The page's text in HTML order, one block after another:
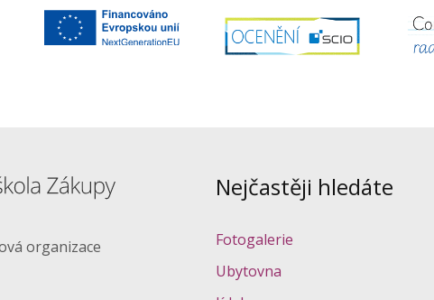
organizace
Nejčastěji hledáte
Fotogalerie
Ubytovna